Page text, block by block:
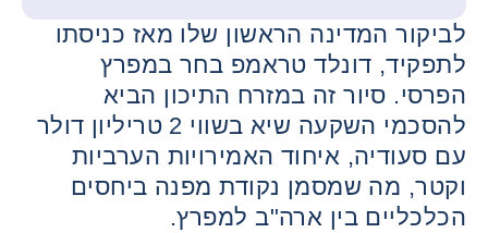
לביקור המדינה הראשון שלו מאז כניסתו
לתפקיד, דונלד טראמפ בחר במפרץ
הפרסי. סיור זה במזרח התיכון הביא
להסכמי השקעה שיא בשווי 2 טריליון דולר
עם סעודיה, איחוד האמירויות הערביות
וקטר, מה שמסמן נקודת מפנה ביחסים
הכלכליים בין ארה"ב למפרץ.